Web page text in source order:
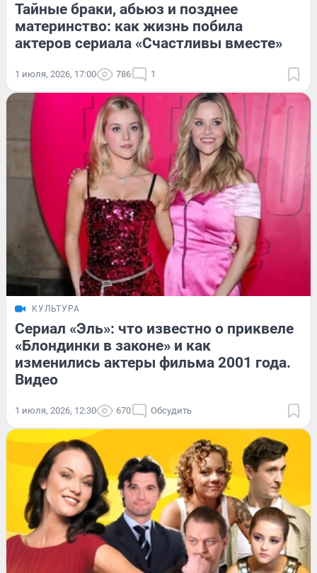
Тайные браки, абьюз и позднее
материнство: как жизнь побила
актеров сериала «Счастливы вместе»
1 июля, 2026, 17:00 786 1
КУЛЬТУРА
Сериал «Эль»: что известно о приквеле
«Блондинки в законе» и как
изменились актеры фильма 2001 года.
Видео
1 июля, 2026, 12:30 670 Обсудить